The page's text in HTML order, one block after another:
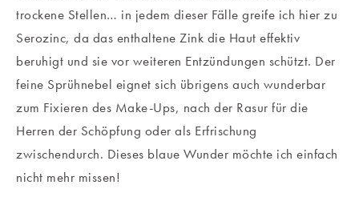
trockene Stellen… in jedem dieser Fälle greife ich hier zu
Serozinc, da das enthaltene Zink die Haut effektiv
beruhigt und sie vor weiteren Entzündungen schützt. Der
feine Sprühnebel eignet sich übrigens auch wunderbar
zum Fixieren des Make-Ups, nach der Rasur für die
Herren der Schöpfung oder als Erfrischung
zwischendurch. Dieses blaue Wunder möchte ich einfach
nicht mehr missen!